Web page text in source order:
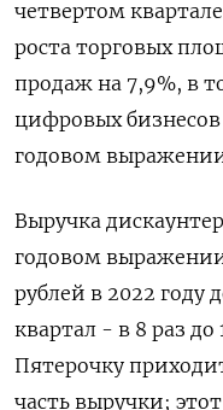
четвертом
роста торговых
продаж на 7,9%, в
цифровых бизнесов
годовом
Выручка
годовом
рублей в 2022 году
квартал - в 8 раз
Пятерочку
часть выручки;